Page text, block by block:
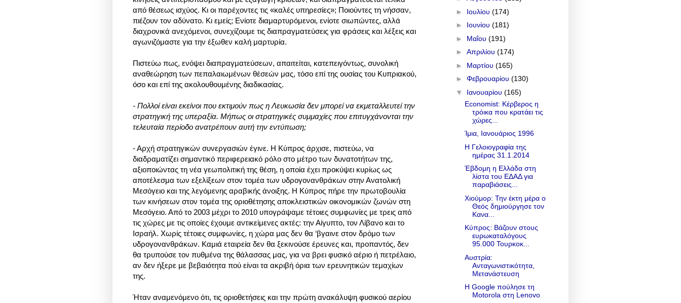
από θέσεως ισχύος. Κι οι παρέχοντες τις «καλές υπηρεσίες»; Ποιούντες τη νήσσαν,
πιέζουν τον αδύνατο. Κι εμείς; Ενίοτε διαμαρτυρόμενοι, ενίοτε σιωπώντες, αλλά
διαχρονικά ανεχόμενοι, συνεχίζουμε τις διαπραγματεύσεις για φράσεις και λέξεις και
αγωνιζόμαστε για την έξωθεν καλή μαρτυρία.
Πιστεύω πως, ενόψει διαπραγματεύσεων, απαιτείται, κατεπειγόντως, συνολική
αναθεώρηση των πεπαλαιωμένων θέσεών μας, τόσο επί της ουσίας του Κυπριακού,
όσο και επί της ακολουθουμένης διαδικασίας.
- Πολλοί είναι εκείνοι που εκτιμούν πως η Λευκωσία δεν μπορεί να εκμεταλλευτεί την
στρατηγική της υπεραξία. Μήπως οι στρατηγικές συμμαχίες που επιτυγχάνονται την
τελευταία περίοδο ανατρέπουν αυτή την εντύπωση;
- Αρχή στρατηγικών συνεργασιών έγινε. Η Κύπρος άρχισε, πιστεύω, να
διαδραματίζει σημαντικό περιφερειακό ρόλο στο μέτρο των δυνατοτήτων της,
αξιοποιώντας τη νέα γεωπολιτική της θέση, η οποία έχει προκύψει κυρίως ως
αποτέλεσμα των εξελίξεων στον τομέα των υδρογονανθράκων στην Ανατολική
Μεσόγειο και της λεγόμενης αραβικής άνοιξης. Η Κύπρος πήρε την πρωτοβουλία
των κινήσεων στον τομέα της οριοθέτησης αποκλειστικών οικονομικών ζωνών στη
Μεσόγειο. Από το 2003 μέχρι το 2010 υπογράψαμε τέτοιες συμφωνίες με τρεις από
τις χώρες με τις οποίες έχουμε αντικείμενες ακτές: την Αίγυπτο, τον Λίβανο και το
Ισραήλ. Χωρίς τέτοιες συμφωνίες, η χώρα μας δεν θα ‘βγαινε στον δρόμο των
υδρογονανθράκων. Καμιά εταιρεία δεν θα ξεκινούσε έρευνες και, προπαντός, δεν
θα τρυπούσε τον πυθμένα της θάλασσας μας, για να βρει φυσικό αέριο ή πετρέλαιο,
αν δεν ήξερε με βεβαιότητα πού είναι τα ακριβή όρια των ερευνητικών τεμαχίων
της.
Ήταν αναμενόμενο ότι, τις οριοθετήσεις και την πρώτη ανακάλυψη φυσικού αερίου
► Ιουλίου (174)
► Ιουνίου (181)
► Μαΐου (191)
► Απριλίου (174)
► Μαρτίου (165)
► Φεβρουαρίου (130)
▼ Ιανουαρίου (165)
Economist: Κέρβερος η
τρόικα που κρατάει τις
χώρες...
Ίμια, Ιανουάριος 1996
Η Γελοιογραφία της
ημέρας 31.1.2014
Έβδομη η Ελλάδα στη
λίστα του ΕΔΑΔ για
παραβιάσεις...
Χιούμορ: Την έκτη μέρα ο
Θεός δημιούργησε τον
Κανα...
Κύπρος: Βάζουν στους
ευρωκαταλόγους
95.000 Τουρκοκ...
Αυστρία:
Ανταγωνιστικότητα,
Μετανάστευση
Η Google πούλησε τη
Motorola στη Lenovo